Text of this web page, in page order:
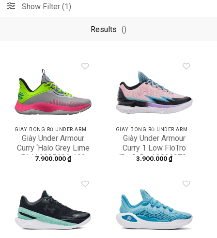
Show Filter (1)
Results ()
wishlist
Giày Under Armour
Curry ‘Halo Grey Lime
Pink’ 3025636-102
7.900.000₫
wishlist
Giày Under Armour
Curry 1 Low FloTro
‘Draft Day’ 3026278-
3.900.000₫
wishlist
wishlist